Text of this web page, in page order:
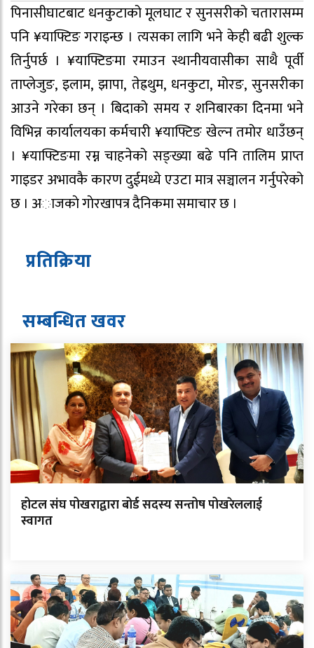
पिनासीघाटबाट धनकुटाको मूलघाट र सुनसरीको चतारासम्म
पनि ¥याफ्टिङ गराइन्छ । त्यसका लागि भने केही बढी शुल्क
तिर्नुपर्छ । ¥याफ्टिङमा रमाउन स्थानीयवासीका साथै पूर्वी
ताप्लेजुङ, इलाम, झापा, तेह्रथुम, धनकुटा, मोरङ, सुनसरीका
आउने गरेका छन् । बिदाको समय र शनिबारका दिनमा भने
विभिन्न कार्यालयका कर्मचारी ¥याफ्टिङ खेल्न तमोर धाउँछन्
। ¥याफ्टिङमा रम्न चाहनेको सङ्ख्या बढे पनि तालिम प्राप्त
गाइडर अभावकै कारण दुईमध्ये एउटा मात्र सञ्चालन गर्नुपरेको
छ । अाजकाे गाेरखापत्र दैनिकमा समाचार छ ।
प्रतिक्रिया
सम्बन्धित खवर
होटल संघ पोखराद्वारा बोर्ड सदस्य सन्तोष पोखरेललाई
स्वागत